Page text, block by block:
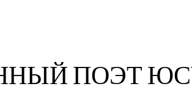
ПОЭТ